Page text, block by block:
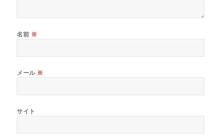
名前 ※
メール ※
サイト